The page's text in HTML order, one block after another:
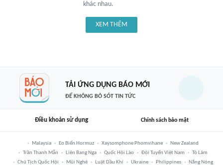
khác nhau.
XEM THÊM
TẢI ỨNG DỤNG BÁO MỚI
ĐỂ KHÔNG BỎ SÓT TIN TỨC
Điều khoản sử dụng Chính sách bảo mật
Malaysia Eo Biển Hormuz Xaysomphone Phomvihane
New Zealand
Trần Thanh Mẫn
Liên Bang Nga Quốc Hội Lào Đội Tuyển Việt Nam
Tô Lâm
Chủ Tịch Quốc Hội
Mũi Nghê Luật Dầu Khí Ukraine Philippines Nắng Nóng